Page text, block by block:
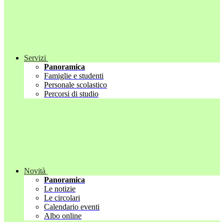
Servizi
Panoramica
Famiglie e studenti
Personale scolastico
Percorsi di studio
Novità
Panoramica
Le notizie
Le circolari
Calendario eventi
Albo online